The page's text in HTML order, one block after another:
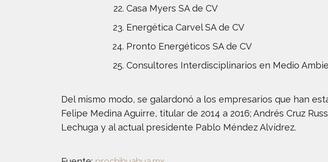
Casa Myers SA de CV
Energética Carvel SA de CV
Pronto Energéticos SA de CV
Consultores Interdisciplinarios en Medio
Del mismo modo, se galardonó a los empresarios que han
Felipe Medina Aguirre, titular de 2014 a 2016; Andrés Cruz
Lechuga y al actual presidente Pablo Méndez Alvídrez.